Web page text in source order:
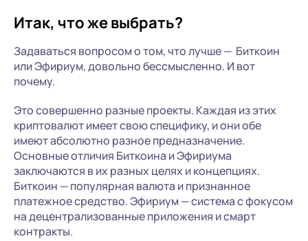
Итак, что же выбрать?
Задаваться вопросом о том, что лучше — Биткоин
или Эфириум, довольно бессмысленно. И вот
почему.
Это совершенно разные проекты. Каждая из этих
криптовалют имеет свою специфику, и они обе
имеют абсолютно разное предназначение.
Основные отличия Биткоина и Эфириума
заключаются в их разных целях и концепциях.
Биткоин — популярная валюта и признанное
платежное средство. Эфириум — система с фокусом
на децентрализованные приложения и смарт
контракты.